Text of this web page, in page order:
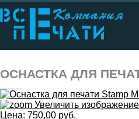
ОСНАСТКА ДЛЯ
Увеличить изображение
Цена: 750,00 руб.